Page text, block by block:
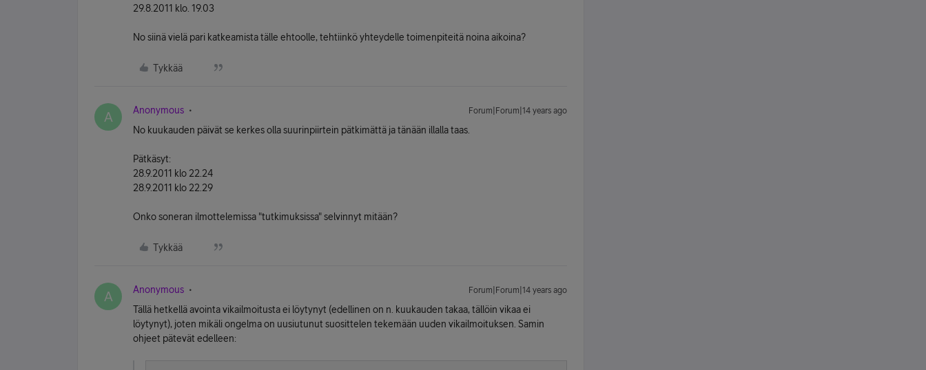
29.8.2011 klo. 19.03
No siinä vielä pari katkeamista tälle ehtoolle, tehtiinkö yhteydelle toimenpiteitä noina aikoina?
Tykkää
A Anonymous Forum|Forum|14 years ago
No kuukauden päivät se kerkes olla suurinpiirtein pätkimättä ja tänään illalla taas.
Pätkäsyt:
28.9.2011 klo 22.24
28.9.2011 klo 22.29
Onko soneran ilmottelemissa "tutkimuksissa" selvinnyt mitään?
Tykkää
A Anonymous Forum|Forum|14 years ago
Tällä hetkellä avointa vikailmoitusta ei löytynyt (edellinen on n. kuukauden takaa, tällöin vikaa ei
löytynyt), joten mikäli ongelma on uusiutunut suosittelen tekemään uuden vikailmoituksen. Samin
ohjeet pätevät edelleen: